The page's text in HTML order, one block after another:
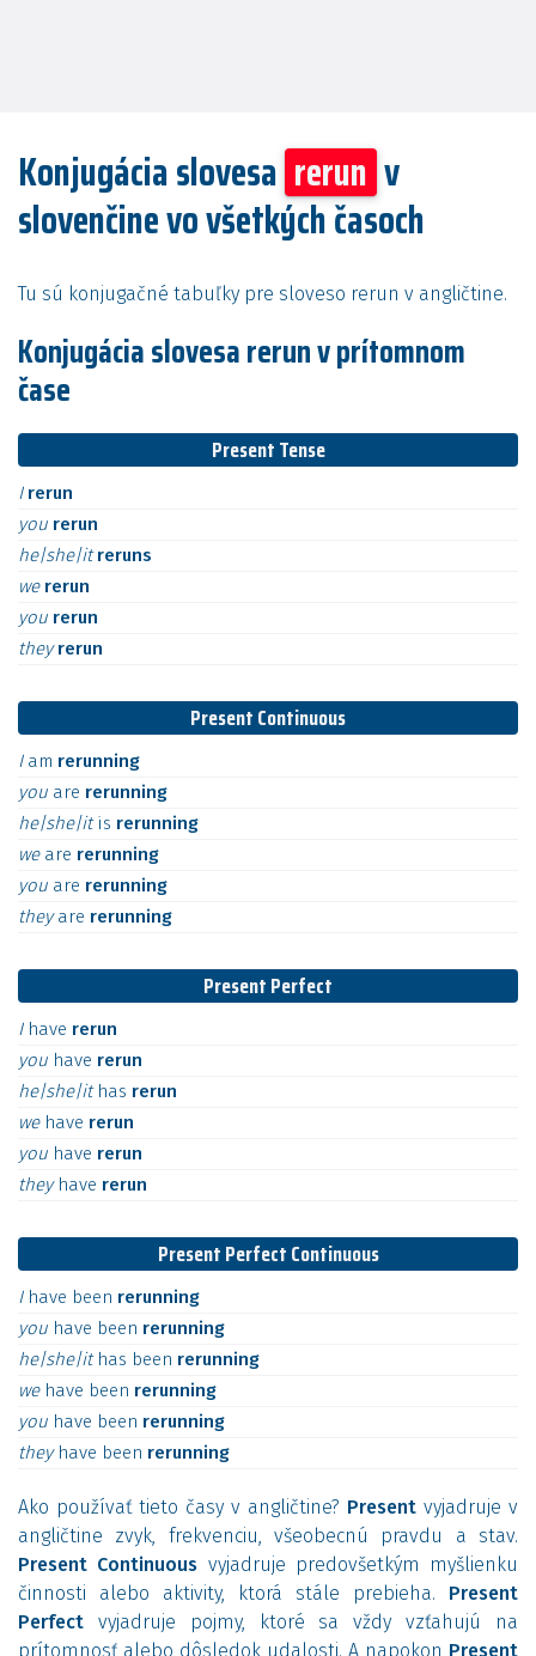
Konjugácia slovesa rerun v
slovenčine vo všetkých časoch
Tu sú konjugačné tabuľky pre sloveso rerun v angličtine.
Konjugácia slovesa rerun v prítomnom
čase
Present Tense
I rerun
you rerun
he|she|itreruns
we rerun
you rerun
theyrerun
Present Continuous
I am rerunning
you are rerunning
he|she|itis rerunning
we are rerunning
you are rerunning
theyare rerunning
Present Perfect
I have rerun
you have rerun
he|she|it has rerun
we have rerun
you have rerun
they have rerun
Present Perfect Continuous
I have been rerunning
you have been rerunning
he|she|it has been rerunning
we have been rerunning
you have been rerunning
they have been rerunning
Ako používať tieto časy v angličtine? Present vyjadruje v
angličtine zvyk, frekvenciu, všeobecnú pravdu a stav.
Present Continuous vyjadruje predovšetkým myšlienku
činnosti alebo aktivity, ktorá stále prebieha. Present
Perfect vyjadruje pojmy, ktoré sa vždy vzťahujú na
prítomnosť alebo dôsledok udalosti. A napokon Present